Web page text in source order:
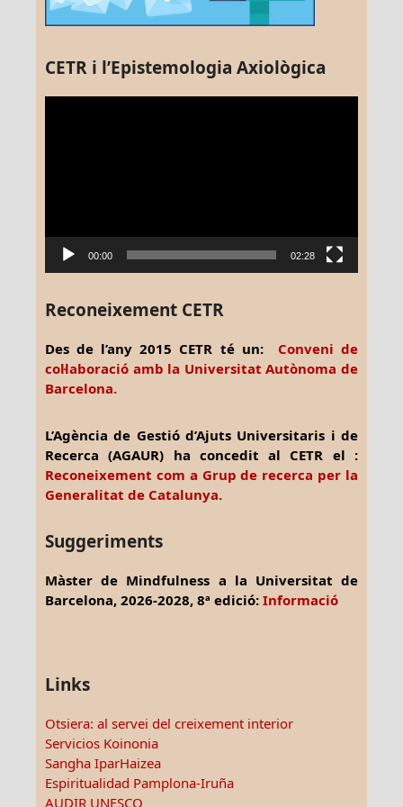
CETR i l’Epistemologia Axiològica
00:00 02:28
Reconeixement CETR
Des de l’any 2015 CETR té un: Conveni de
col·laboració amb la Universitat Autònoma de
Barcelona.
L’Agència de Gestió d’Ajuts Universitaris i de
Recerca (AGAUR) ha concedit al CETR el :
Reconeixement com a Grup de recerca per la
Generalitat de Catalunya.
Suggeriments
Màster de Mindfulness a la Universitat de
Barcelona, 2026-2028, 8ª edició: Informació
Links
Otsiera: al servei del creixement interior
Servicios Koinonia
Sangha IparHaizea
Espiritualidad Pamplona-Iruña
AUDIR UNESCO